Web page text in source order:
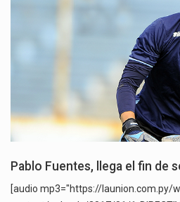
Pablo Fuentes, llega el fin de
[audio mp3="https://launion.com.py/